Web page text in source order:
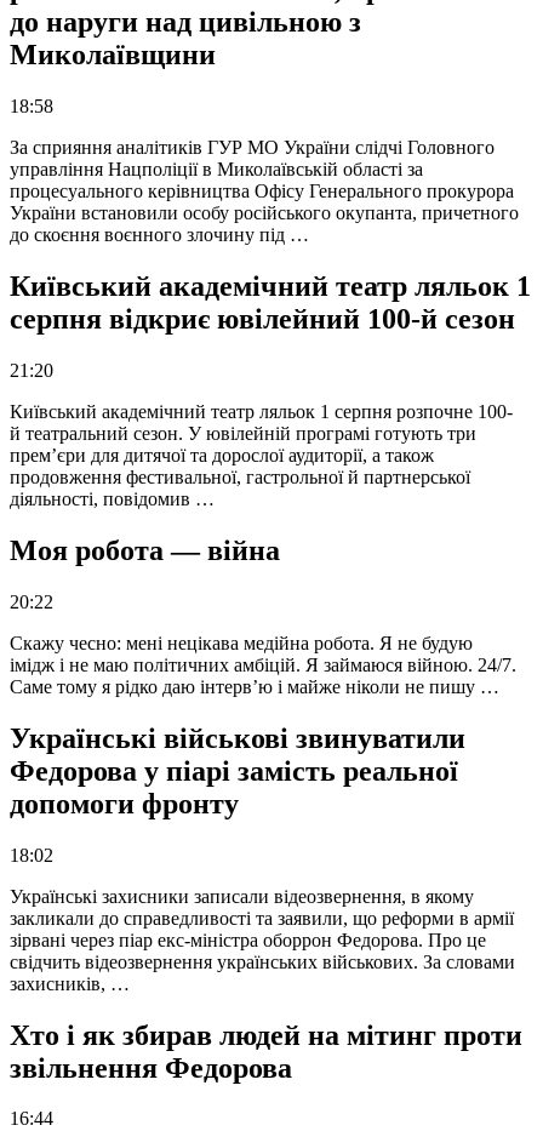
до наруги над цивільною з
Миколаївщини
18:58
За сприяння аналітиків ГУР МО України слідчі Головного
управління Нацполіції в Миколаївській області за
процесуального керівництва Офісу Генерального прокурора
України встановили особу російського окупанта, причетного
до скоєння воєнного злочину під …
Київський академічний театр ляльок 1
серпня відкриє ювілейний 100-й сезон
21:20
Київський академічний театр ляльок 1 серпня розпочне 100-
й театральний сезон. У ювілейній програмі готують три
прем’єри для дитячої та дорослої аудиторії, а також
продовження фестивальної, гастрольної й партнерської
діяльності, повідомив …
Моя робота — війна
20:22
Скажу чесно: мені нецікава медійна робота. Я не будую
імідж і не маю політичних амбіцій. Я займаюся війною. 24/7.
Саме тому я рідко даю інтерв’ю і майже ніколи не пишу …
Українські військові звинуватили
Федорова у піарі замість реальної
допомоги фронту
18:02
Українські захисники записали відеозвернення, в якому
закликали до справедливості та заявили, що реформи в армії
зірвані через піар екс-міністра оборрон Федорова. Про це
свідчить відеозвернення українських військових. За словами
захисників, …
Хто і як збирав людей на мітинг проти
звільнення Федорова
16:44